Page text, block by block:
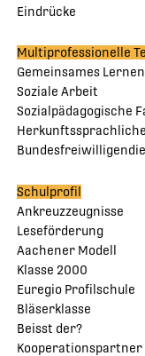
Eindrücke
Multiprofessionelle
Gemeinsames Lernen
Soziale Arbeit
Sozialpädagogische
Schulprofil
Ankreuzzeugnisse
Leseförderung
Aachener Modell
Klasse 2000
Euregio Profilschule
Bläserklasse
Beisst der?
Kooperationspartner